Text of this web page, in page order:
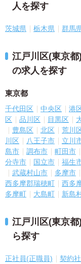
人を探す
茨城県 栃木県 群馬
江戸川区(東京
の求人を探す
東京都
千代田区 中央区 港
区
品川区 目黒区
豊島区
北区 荒川
川区
八王子市 立川
島市
調布市 町田市
分寺市
国立市 福生
武蔵村山市
多摩市
西多摩郡瑞穂町
西多
多摩町
大島町 新島
江戸川区(東京
ら探す
正社員(正職員) 契約